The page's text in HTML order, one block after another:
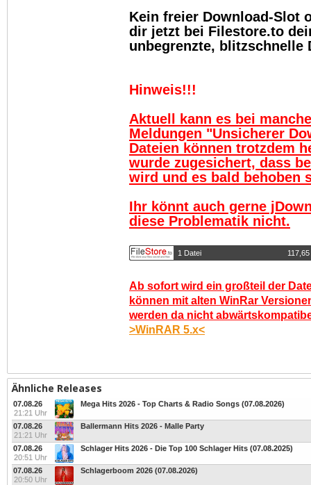
Kein freier Download-Slot
dir jetzt bei Filestore.to
unbegrenzte, blitzschnelle
Hinweis!!!
Aktuell kann es bei
Meldungen "Unsicherer
Dateien können trotzdem
wurde zugesichert, dass
wird und es bald behoben
Ihr könnt auch gerne
diese Problematik nicht.
1 Datei
Ab sofort wird ein großteil der
können mit alten WinRar
werden da nicht
>WinRAR 5.x<
Ähnliche Releases
07.08.26
21:21 Uhr
Mega Hits 2026 - Top Charts & Radio Songs (07.08.2026)
07.08.26
21:21 Uhr
Ballermann Hits 2026 - Malle Party
07.08.26
20:51 Uhr
Schlager Hits 2026 - Die Top 100 Schlager Hits (07.08.2025)
07.08.26
20:50 Uhr
Schlagerboom 2026 (07.08.2026)